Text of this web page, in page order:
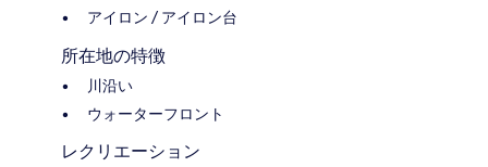
アイロン / アイロン台
所在地の特徴
川沿い
ウォーターフロント
レクリエーション